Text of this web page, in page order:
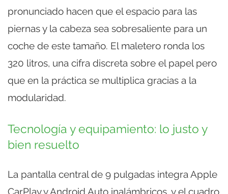
pronunciado hacen que el espacio para las
piernas y la cabeza sea sobresaliente para un
coche de este tamaño. El maletero ronda los
320 litros, una cifra discreta sobre el papel pero
que en la práctica se multiplica gracias a la
modularidad.
Tecnología y equipamiento: lo justo y
bien resuelto
La pantalla central de 9 pulgadas integra Apple
CarPlay y Android Auto inalámbricos, y el cuadro